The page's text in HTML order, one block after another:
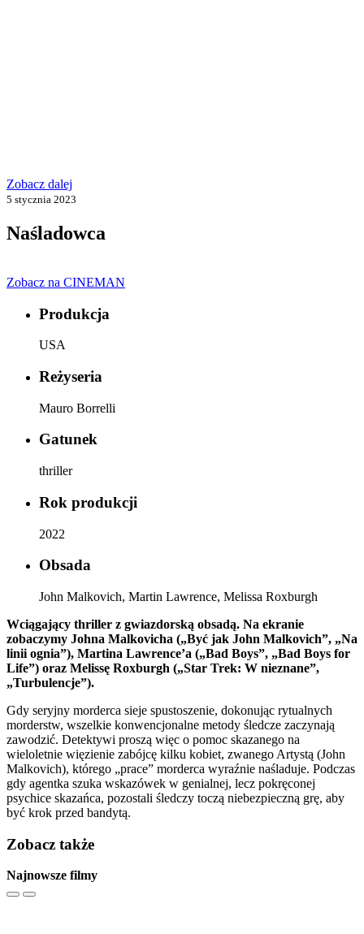
Zobacz dalej
5 stycznia 2023
Naśladowca
Zobacz na CINEMAN
Produkcja
USA
Reżyseria
Mauro Borrelli
Gatunek
thriller
Rok produkcji
2022
Obsada
John Malkovich, Martin Lawrence, Melissa Roxburgh
Wciągający thriller z gwiazdorską obsadą. Na ekranie
zobaczymy Johna Malkovicha („Być jak John Malkovich”, „Na
linii ognia”), Martina Lawrence’a („Bad Boys”, „Bad Boys for
Life”) oraz Melissę Roxburgh („Star Trek: W nieznane”,
„Turbulencje”).
Gdy seryjny morderca sieje spustoszenie, dokonując rytualnych
morderstw, wszelkie konwencjonalne metody śledcze zaczynają
zawodzić. Detektywi proszą więc o pomoc skazanego na
wieloletnie więzienie zabójcę kilku kobiet, zwanego Artystą (John
Malkovich), którego „prace” morderca wyraźnie naśladuje. Podczas
gdy agentka szuka wskazówek w genialnej, lecz pokręconej
psychice skazańca, pozostali śledczy toczą niebezpieczną grę, aby
być krok przed bandytą.
Zobacz także
Najnowsze filmy